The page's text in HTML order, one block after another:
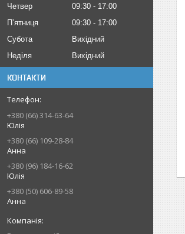
Четвер
09:30
17:00
Пʼятниця
09:30
17:00
Субота
Вихідний
Неділя
Вихідний
КОНТАКТИ
+380 (66) 314-63-64
Юлія
+380 (66) 109-28-84
Анна
+380 (96) 184-16-62
Юлія
+380 (50) 606-89-58
Анна